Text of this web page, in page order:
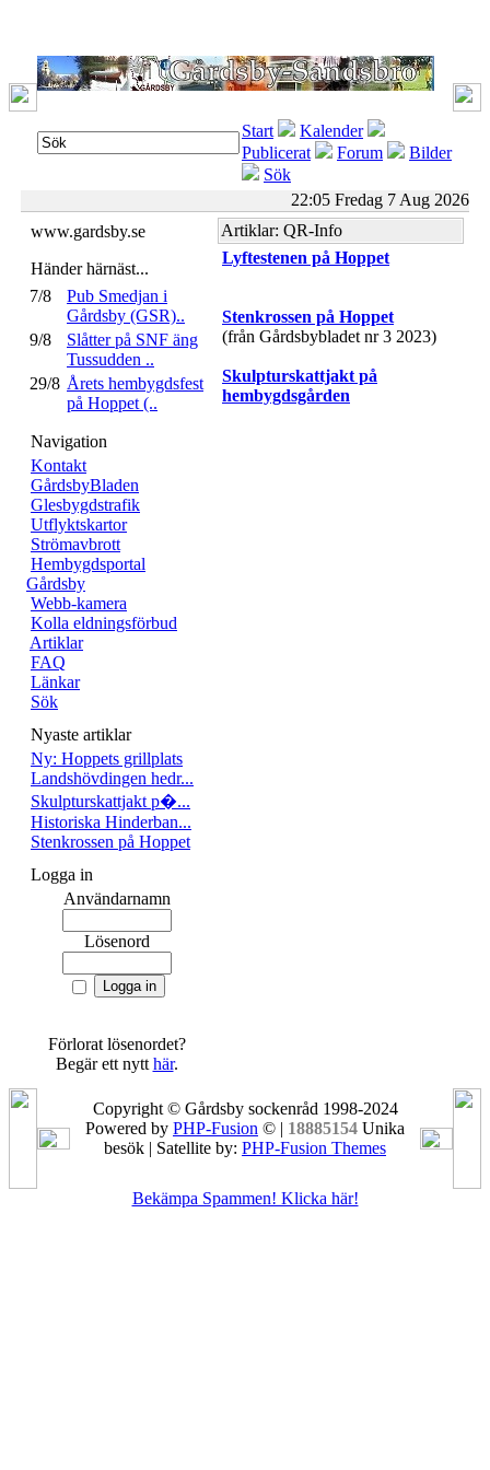
Start
Kalender
Publicerat
Forum
Bilder
Sök
22:05 Fredag 7 Aug 2026
www.gardsby.se
Händer härnäst...
7/8
Pub Smedjan i
Gårdsby (GSR)..
9/8
Slåtter på SNF äng
Tussudden ..
29/8 Årets hembygdsfest
på Hoppet (..
Navigation
Kontakt
GårdsbyBladen
Glesbygdstrafik
Utflyktskartor
Strömavbrott
Hembygdsportal
Gårdsby
Webb-kamera
Kolla eldningsförbud
Artiklar
FAQ
Länkar
Sök
Nyaste artiklar
Ny: Hoppets grillplats
Landshövdingen hedr...
Skulpturskattjakt p�...
Historiska Hinderban...
Stenkrossen på Hoppet
Logga in
Användarnamn
Lösenord
Förlorat lösenordet?
Begär ett nytt här.
Artiklar: QR-Info
Lyftestenen på Hoppet
Stenkrossen på Hoppet
(från Gårdsbybladet nr 3 2023)
Skulpturskattjakt på
hembygdsgården
Copyright © Gårdsby sockenråd 1998-2024
Powered by PHP-Fusion © | 18885154 Unika
besök | Satellite by: PHP-Fusion Themes
Bekämpa Spammen! Klicka här!